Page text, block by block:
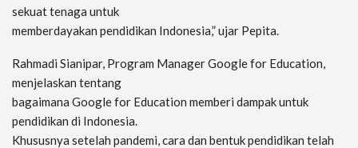
sekuat tenaga untuk
memberdayakan pendidikan Indonesia,” ujar Pepita.
Rahmadi Sianipar, Program Manager Google for Education,
menjelaskan tentang
bagaimana Google for Education memberi dampak untuk
pendidikan di Indonesia.
Khususnya setelah pandemi, cara dan bentuk pendidikan telah